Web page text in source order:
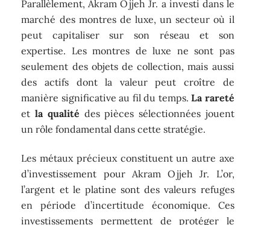
Parallèlement, Akram Ojjeh Jr. a investi dans le
marché des montres de luxe, un secteur où il
peut capitaliser sur son réseau et son
expertise. Les montres de luxe ne sont pas
seulement des objets de collection, mais aussi
des actifs dont la valeur peut croître de
manière significative au fil du temps.La rareté
etla qualité des pièces sélectionnées jouent
un rôle fondamental dans cette stratégie.
Les métaux précieux constituent un autre axe
d’investissement pour Akram Ojjeh Jr. L’or,
l’argent et le platine sont des valeurs refuges
en période d’incertitude économique. Ces
investissements permettent de protéger le